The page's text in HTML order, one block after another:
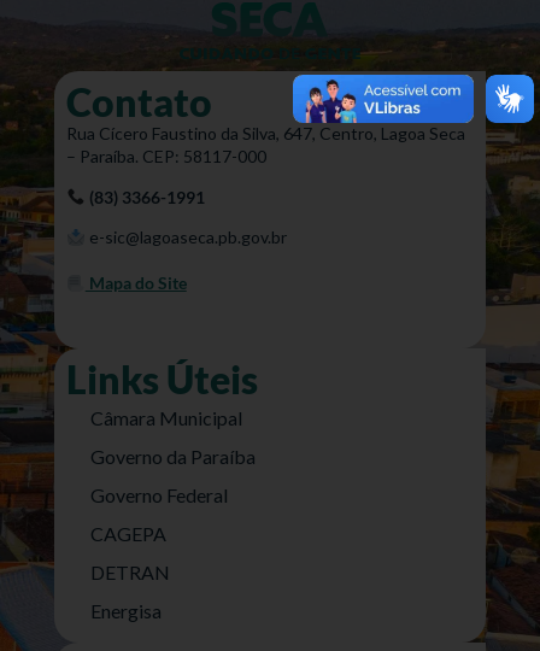
Contato
Rua Cícero Faustino da Silva, 647, Centro, Lagoa Seca
– Paraíba. CEP: 58117-000
(83) 3366-1991
e-sic@lagoaseca.pb.gov.br
Mapa do Site
Links Úteis
Câmara Municipal
Governo da Paraíba
Governo Federal
CAGEPA
DETRAN
Energisa